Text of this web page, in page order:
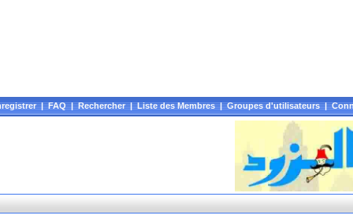
|FAQ|Rechercher|Liste des Membres|Groupes d'utilisateurs|